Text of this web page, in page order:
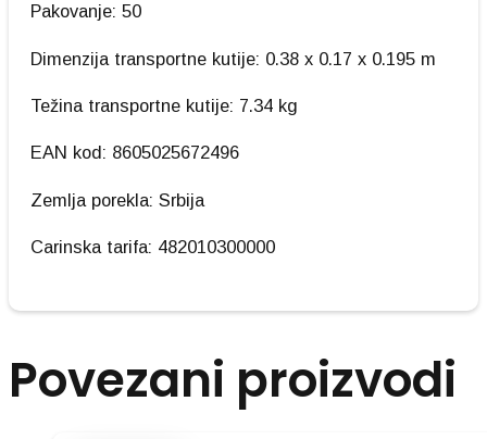
Pakovanje: 50
Dimenzija transportne kutije: 0.38 x 0.17 x 0.195 m
Težina transportne kutije: 7.34 kg
EAN kod: 8605025672496
Zemlja porekla: Srbija
Carinska tarifa: 482010300000
Povezani proizvodi